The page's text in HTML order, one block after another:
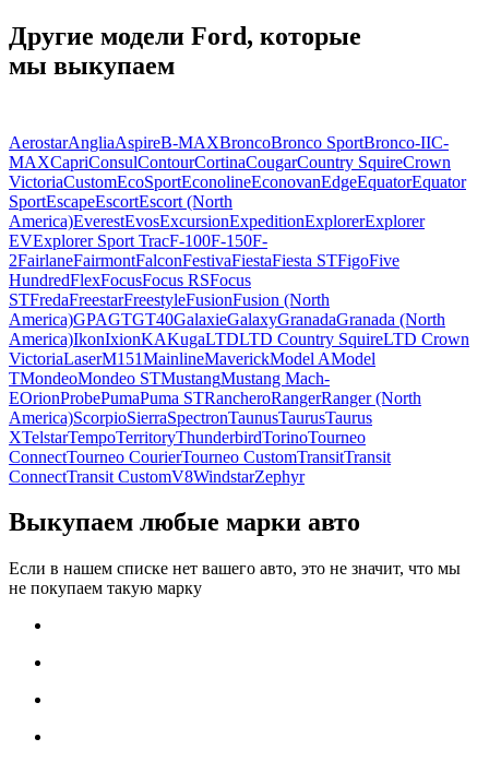
Другие модели Ford, которые
мы выкупаем
AerostarAngliaAspireB-MAXBroncoBronco SportBronco-IIC-
MAXCapriConsulContourCortinaCougarCountry SquireCrown
VictoriaCustomEcoSportEconolineEconovanEdgeEquatorEquator
SportEscapeEscortEscort (North
America)EverestEvosExcursionExpeditionExplorerExplorer
EVExplorer Sport TracF-100F-150F-
2FairlaneFairmontFalconFestivaFiestaFiesta STFigoFive
HundredFlexFocusFocus RSFocus
STFredaFreestarFreestyleFusionFusion (North
America)GPAGTGT40GalaxieGalaxyGranadaGranada (North
America)IkonIxionKAKugaLTDLTD Country SquireLTD Crown
VictoriaLaserM151MainlineMaverickModel AModel
TMondeoMondeo STMustangMustang Mach-
EOrionProbePumaPuma STRancheroRangerRanger (North
America)ScorpioSierraSpectronTaunusTaurusTaurus
XTelstarTempoTerritoryThunderbirdTorinoTourneo
ConnectTourneo CourierTourneo CustomTransitTransit
ConnectTransit CustomV8WindstarZephyr
Выкупаем любые марки авто
Если в нашем списке нет вашего авто, это не значит, что мы
не покупаем такую марку